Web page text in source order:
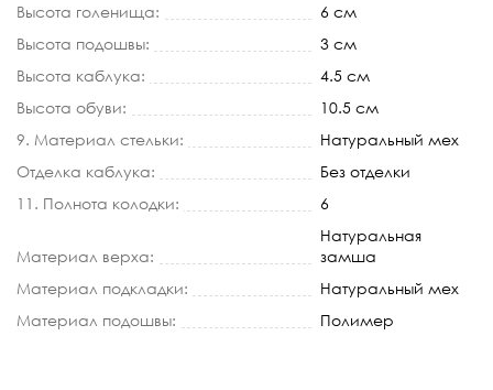
Высота голенища:
6 см
Высота подошвы:
3 см
Высота каблука:
4.5 см
Высота обуви:
10.5 см
9. Материал стельки:
Натуральный мех
Отделка каблука:
Без отделки
11. Полнота колодки:
6
Материал верха:
Натуральная
замша
Материал подкладки:
Натуральный мех
Материал подошвы:
Полимер